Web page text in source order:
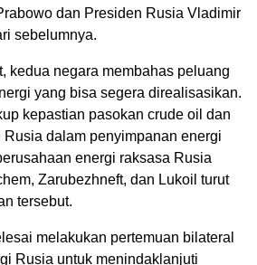
dan Presiden Rusia Vladimir
sebelumnya.
kedua negara membahas peluang
yang bisa segera direalisasikan.
kepastian pasokan crude oil dan
Rusia dalam penyimpanan energi
energi raksasa Rusia
Zarubezhneft, dan Lukoil turut
tersebut.
melakukan pertemuan bilateral
Rusia untuk menindaklanjuti